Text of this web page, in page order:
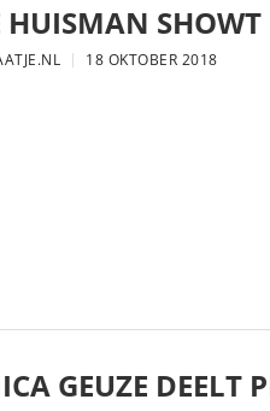
HUISMAN
18 OKTOBER 2018
GEUZE DEELT